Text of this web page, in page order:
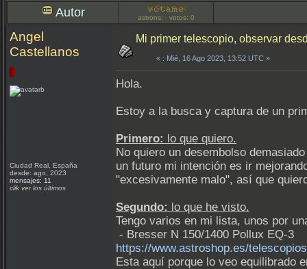
Autor astrons: votos: 0
Angel
Castellanos
Ciudad Real, España
desde: ago, 2023
mensajes: 11
clik ver los últimos
Mi primer telescopio, observar
« : Mié, 16 Ago 2023, 13:52 UTC »
Hola.
Estoy a la busca y captura de un
Primero: lo que quiero.
No quiero un desembolso
un futuro mi intención es ir
"excesivamente malo", así que
Segundo: lo que he visto.
Tengo varios en mi lista, unos por
- Bresser N 150/1400 Pollux EQ-3
https://www.astroshop.es/
Esta aquí porque lo veo equilibrado